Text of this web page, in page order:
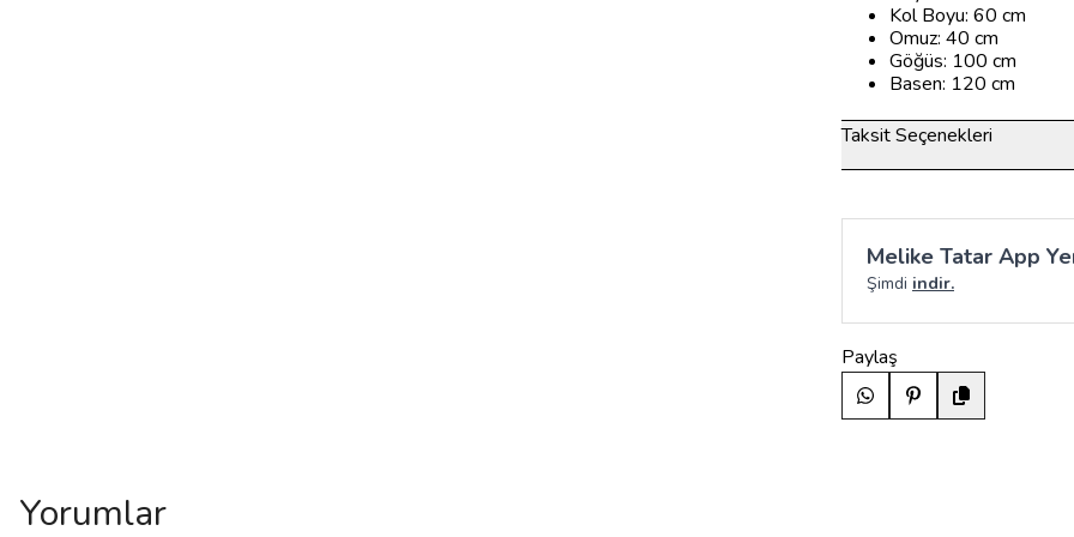
Kol Boyu: 60 cm
Omuz: 40 cm
Göğüs: 100 cm
Basen: 120 cm
Taksit Seçenekleri
Melike Tatar App
Şimdi indir.
Paylaş
Yorumlar